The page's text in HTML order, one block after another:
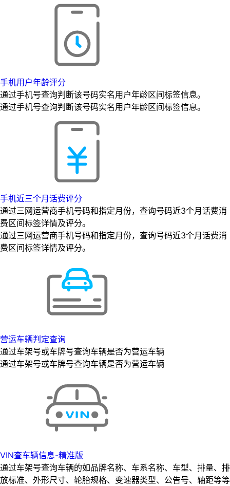
手机用户年龄评分
通过手机号查询判断该号码实名用户年龄区间标签信息。
通过手机号查询判断该号码实名用户年龄区间标签信息。
手机近三个月话费评分
通过三网运营商手机号码和指定月份，查询号码近3个月话费消
费区间标签详情及评分。
通过三网运营商手机号码和指定月份，查询号码近3个月话费消
费区间标签详情及评分。
营运车辆判定查询
通过车架号或车牌号查询车辆是否为营运车辆
通过车架号或车牌号查询车辆是否为营运车辆
VIN查车辆信息-精准版
通过车架号查询车辆的如品牌名称、车系名称、车型、排量、排
放标准、外形尺寸、轮胎规格、变速器类型、公告号、轴距等等